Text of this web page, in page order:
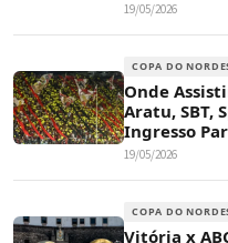
19/05/2026
COPA DO
Onde
Aratu, SBT,
Ingresso
19/05/2026
COPA DO
Vitória x